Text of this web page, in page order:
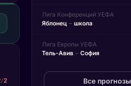
/2
Лига Конференций УЕФА
Яблонец – школа
Лига Европы УЕФА
Тель-Авив – София
Все прогнозы